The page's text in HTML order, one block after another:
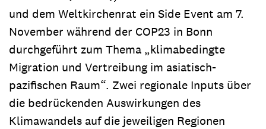
und dem Weltkirchenrat ein Side Event am 7.
November während der COP23 in Bonn
durchgeführt zum Thema „klimabedingte
Migration und Vertreibung im asiatisch-
pazifischen Raum“. Zwei regionale Inputs über
die bedrückenden Auswirkungen des
Klimawandels auf die jeweiligen Regionen